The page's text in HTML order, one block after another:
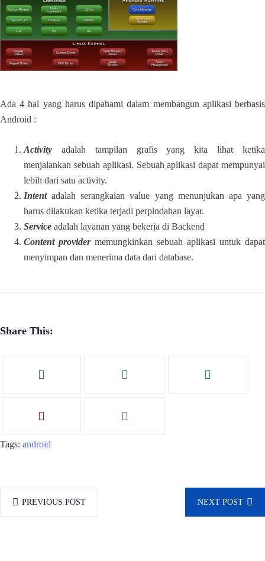
Ada 4 hal yang harus dipahami dalam membangun aplikasi berbasis
Android :
Activity adalah tampilan grafis yang kita lihat ketika
menjalankan sebuah aplikasi. Sebuah aplikasi dapat mempunyai
lebih dari satu activity.
Intentadalah serangkaian value yang menunjukan apa yang
harus dilakukan ketika terjadi perpindahan layar.
Service adalah layanan yang bekerja di Backend
Content providermemungkinkan sebuah aplikasi untuk dapat
menyimpan dan menerima data dari database.
Share This:
Tags: android
PREVIOUS POST NEXT POST